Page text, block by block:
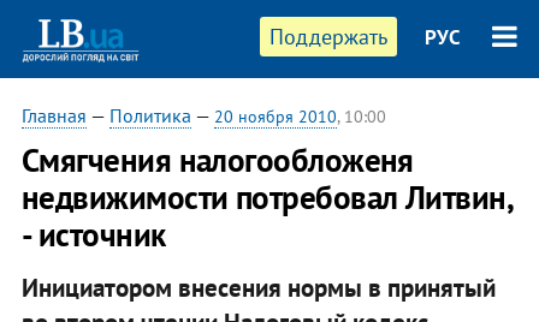
Поддержать РУС
Главная — Политика — 20 ноября 2010, 10:00
Смягчения налогообложеня
недвижимости потребовал Литвин,
- источник
Инициатором внесения нормы в принятый